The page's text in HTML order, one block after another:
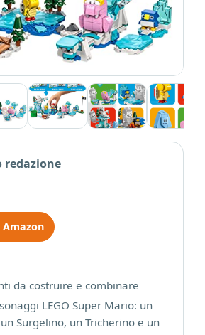
redazione
Amazon
da costruire e combinare
LEGO Super Mario: un
Surgelino, un Tricherino e un